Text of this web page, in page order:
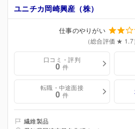
ユニチカ岡崎興産（株）
仕事のやりがい
（総合評価 ★ 1.7
口コミ・評判
0 件
転職・中途面接
0 件
繊維製品